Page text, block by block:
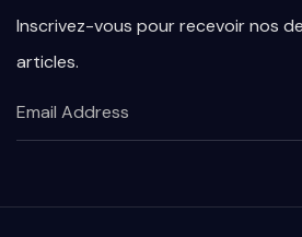
Inscrivez-vous pour recevoir nos
articles.